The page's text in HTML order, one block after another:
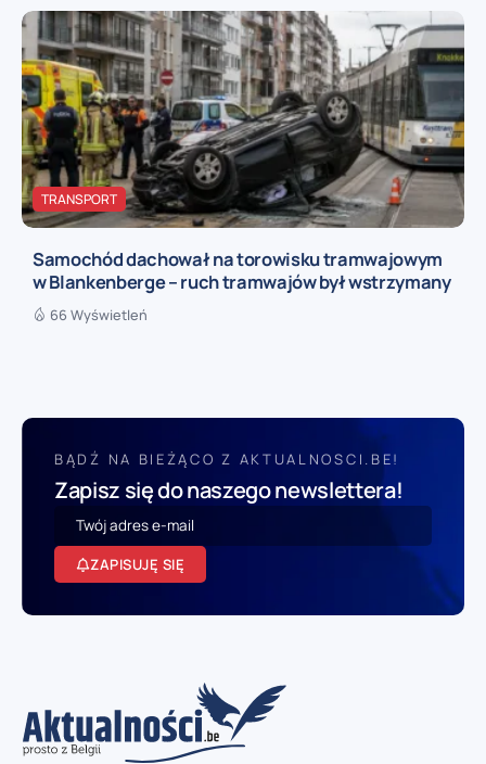
TRANSPORT
Samochód dachował na torowisku tramwajowym
w Blankenberge – ruch tramwajów był wstrzymany
66 Wyświetleń
BĄDŹ NA BIEŻĄCO Z AKTUALNOSCI.BE!
Zapisz się do naszego newslettera!
ZAPISUJĘ SIĘ